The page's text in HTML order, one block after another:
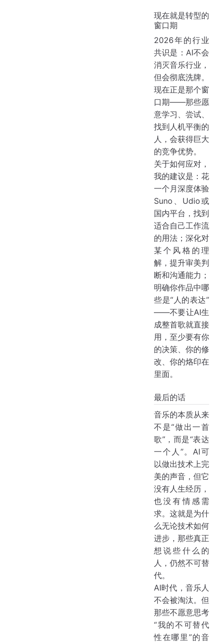
现在就是转型的
窗口期
2026年的行业
共识是：AI不会
消灭音乐行业，
但会彻底洗牌。
现在正是那个窗
口期——那些愿
意学习、尝试、
找到人机平衡的
人，会获得巨大
的竞争优势。
关于如何应对，
我的建议是：花
一个月深度体验
Suno、Udio或
国内平台，找到
适合自己工作流
的用法；深化对
某个风格的理
解，提升审美判
断和沟通能力；
明确你作品中哪
些是“人的表达”
——不要让AI生
成整首歌就直接
用，至少要有你
的决策、你的修
改、你的烙印在
里面。
最后的话
音乐的本质从来
不是“做出一首
歌”，而是“表达
一个人”。AI可
以做出技术上完
美的声音，但它
没有人生经历，
也没有情感需
求。这就是为什
么无论技术如何
进步，那些真正
想说些什么的
人，仍然不可替
代。
AI时代，音乐人
不会被淘汰。但
那些不愿意思考
“我的不可替代
性在哪里”的音